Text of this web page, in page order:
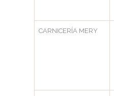
CARNICERÍA MERY